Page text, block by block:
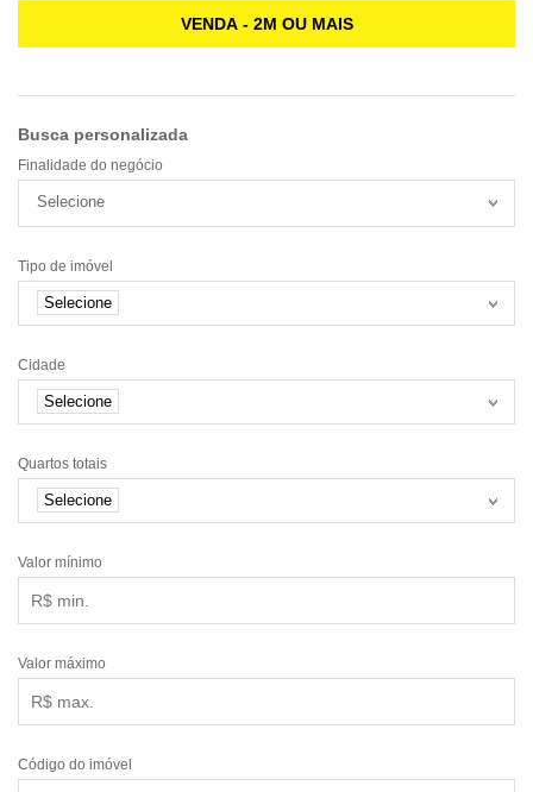
VENDA - 2M OU MAIS
Busca personalizada
Finalidade do negócio
Selecione
Tipo de imóvel
Selecione
Cidade
Selecione
Quartos totais
Selecione
Valor mínimo
Valor máximo
Código do imóvel